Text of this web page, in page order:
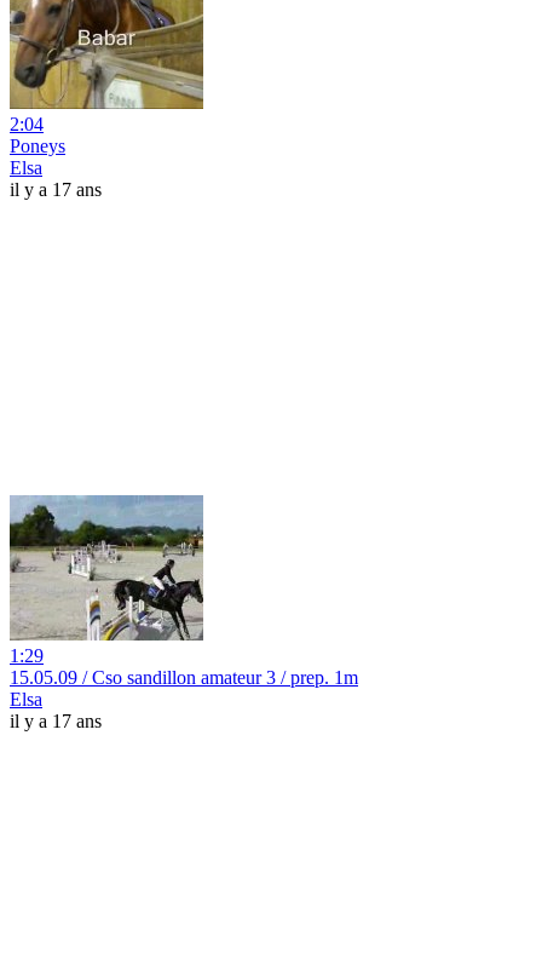
2:04
Poneys
Elsa
il y a 17 ans
1:29
15.05.09 / Cso sandillon amateur 3 / prep. 1m
Elsa
il y a 17 ans